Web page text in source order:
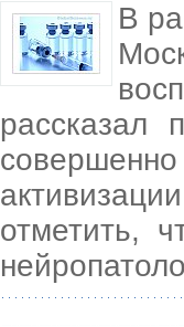
В
рассказал
отметить,